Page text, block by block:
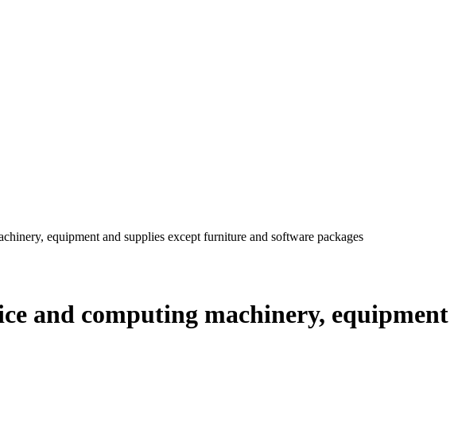
equipment and supplies except furniture and software packages
and computing machinery,